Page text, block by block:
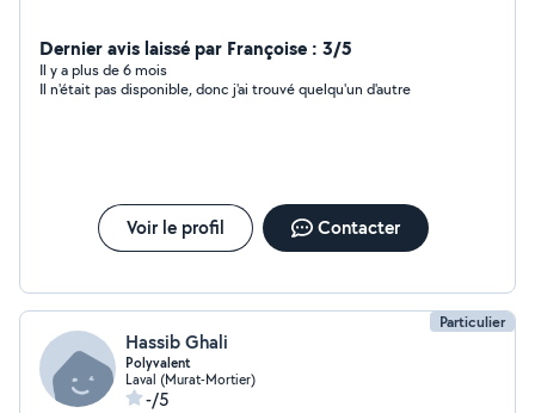
Dernier avis laissé par Françoise : 3/5
Il y a plus de 6 mois
Il n'était pas disponible, donc j'ai trouvé quelqu'un d'autre
Voir le profil Contacter
Particulier
Hassib Ghali
Polyvalent
Laval (Murat-Mortier)
-/5